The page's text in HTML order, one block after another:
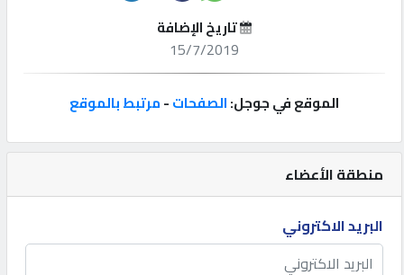
إتصل
إعلانات
المنتدى
منطقة الأعضاء
البريد الاكتروني
تاريخ الإضافة
15/7/2019
الموقع في جوجل:الصفحات-مرتبط بالموقع